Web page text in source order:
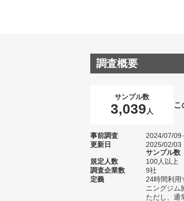
調査概要
サンプル数
3,039 人
こ
事前調査
2024/07/09
更新日
2025/02/03
サンプル数
規定人数
100人以上
調査企業数
9社
定義
24時間利用
ニングジム
ただし、通